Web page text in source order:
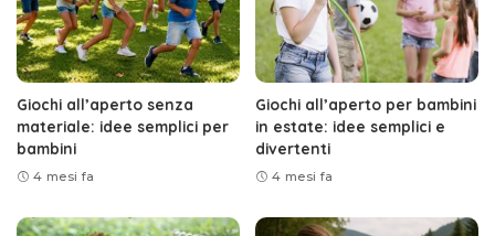
Giochi all’aperto senza
materiale: idee semplici per
bambini
4 mesi fa
Giochi all’aperto per bambini
in estate: idee semplici e
divertenti
4 mesi fa